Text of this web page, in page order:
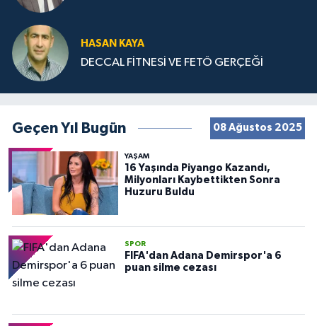
HASAN KAYA
DECCAL FİTNESİ VE FETÖ GERÇEĞİ
Geçen Yıl Bugün 08 Ağustos 2025
YAŞAM
16 Yaşında Piyango Kazandı,
Milyonları Kaybettikten Sonra
Huzuru Buldu
SPOR
FIFA'dan Adana Demirspor'a 6
puan silme cezası